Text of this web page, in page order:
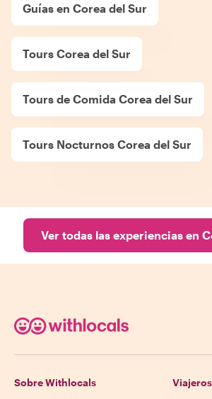
Guías en Corea del Sur
Tours Corea del Sur
Tours de Comida Corea del Sur
Tours Nocturnos Corea del Sur
Ver todas las experiencias en
Sobre Withlocals Viajeros